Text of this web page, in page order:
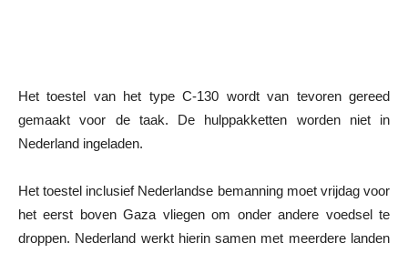
Het toestel van het type C-130 wordt van tevoren gereed
gemaakt voor de taak. De hulppakketten worden niet in
Nederland ingeladen.
Het toestel inclusief Nederlandse bemanning moet vrijdag voor
het eerst boven Gaza vliegen om onder andere voedsel te
droppen. Nederland werkt hierin samen met meerdere landen